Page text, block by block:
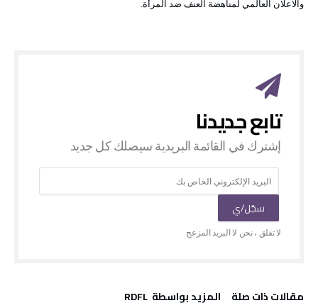
والاعلان العالمي لمناهضة العنف ضد المرأة.
‫مقالات ذات صلة‬ ‫‫المزيد بواسطة‬ ‬ RDFL